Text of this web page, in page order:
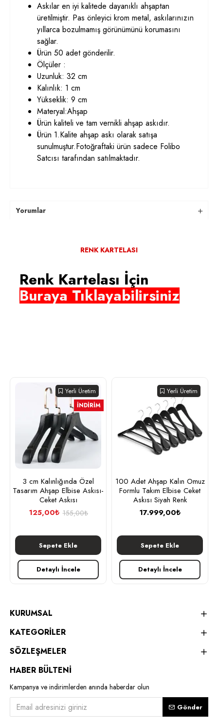
Askılar en iyi kalitede dayanıklı ahşaptan
üretilmiştir. Pas önleyici krom metal, askılarınızın
yıllarca bozulmamış görünümünü korumasını
sağlar.
Ürün 50 adet gönderilir.
Ölçüler :
Uzunluk: 32 cm
Kalınlık: 1 cm
Yükseklik: 9 cm
Materyal:Ahşap
Ürün kaliteli ve tam vernikli ahşap askıdır.
Ürün 1.Kalite ahşap askı olarak satışa
sunulmuştur.Fotoğraftaki ürün sadece Folibo
Satcısı tarafından satılmaktadır.
Yorumlar
RENK KARTELASI
Renk Kartelası İçin
Buraya Tıklayabilirsiniz
Yerli Üretim
İNDIRIM
3 cm Kalınlığında Özel
Tasarım Ahşap Elbise Askısı-
Ceket Askısı
125,00₺ 155,00₺
Sepete Ekle
Detaylı İncele
Yerli Üretim
100 Adet Ahşap Kalın Omuz
Formlu Takım Elbise Ceket
Askısı Siyah Renk
17.999,00₺
Sepete Ekle
Detaylı İncele
KURUMSAL
KATEGORİLER
SÖZLEŞMELER
HABER BÜLTENİ
Kampanya ve indirimlerden anında haberdar olun
Gönder